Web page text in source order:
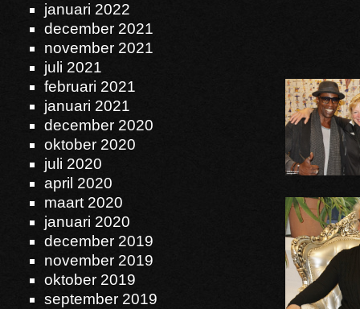
januari 2022
december 2021
november 2021
juli 2021
februari 2021
januari 2021
december 2020
oktober 2020
juli 2020
april 2020
maart 2020
januari 2020
december 2019
november 2019
oktober 2019
september 2019